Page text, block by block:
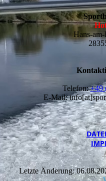
Hans-
Telefon:+49
E-Mail:
Letzte Änderung: